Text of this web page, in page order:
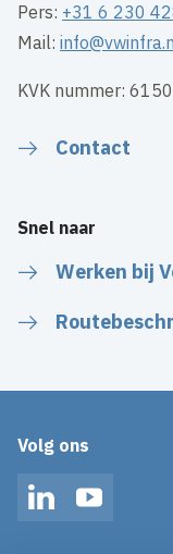
Pers: +31 6 230
Mail:
KVK nummer:
Contact
Snel naar
Werken bij
Volg ons
LinkedInYouTube